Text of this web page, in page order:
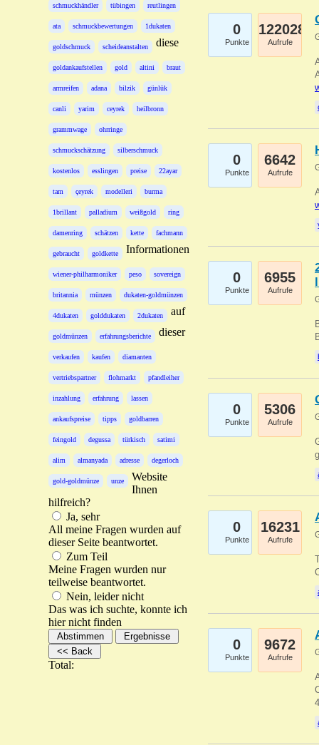
schmuckhändler tübingen reutlingen
ata schmuckbewertungen 1dukaten
goldschmuck scheideanstalten
goldankaufstellen gold altini braut
armreifen adana bilzik günlük
canli yarim ceyrek heilbronn
grammwage ohrringe
schmuckschätzung silberschmuck
kostenlos esslingen preise 22ayar
tam çeyrek modelleri burma
1brillant palladium weißgold ring
damenring schätzen kette fachmann
gebraucht goldkette
wiener-philharmoniker peso sovereign
britannia münzen dukaten-goldmünzen
4dukaten golddukaten 2dukaten
goldmünzen erfahrungsberichte
verkaufen kaufen diamanten
vertriebspartner flohmarkt pfandleiher
inzahlung erfahrung lassen
ankaufspreise tipps goldbarren
feingold degussa türkisch satimi
alim almanyada adresse degerloch
gold-goldmünze unze
diese
Informationen
auf
dieser
Website
Ihnen
hilfreich?
Ja, sehr
All meine Fragen wurden auf
dieser Seite beantwortet.
Zum Teil
Meine Fragen wurden nur
teilweise beantwortet.
Nein, leider nicht
Das was ich suchte, konnte ich
hier nicht finden
Total:
0
Punkte
122028
Aufrufe
0
Punkte
6642
Aufrufe
0
Punkte
6955
Aufrufe
0
Punkte
5306
Aufrufe
0
Punkte
16231
Aufrufe
0
Punkte
9672
Aufrufe